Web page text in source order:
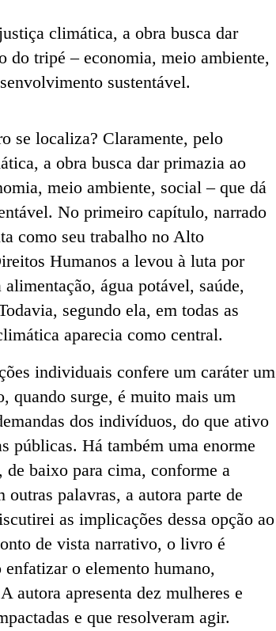
climática, a obra busca dar
do tripé – economia, meio ambiente,
sustentável.
se localiza? Claramente, pelo
a obra busca dar primazia ao
meio ambiente, social – que dá
No primeiro capítulo, narrado
como seu trabalho no Alto
Humanos a levou à luta por
água potável, saúde,
segundo ela, em todas as
aparecia como central.
individuais confere um caráter um
quando surge, é muito mais um
dos indivíduos, do que ativo
públicas. Há também uma enorme
baixo para cima, conforme a
outras palavras, a autora parte de
as implicações dessa opção ao
de vista narrativo, o livro é
o elemento humano,
autora apresenta dez mulheres e
e que resolveram agir.